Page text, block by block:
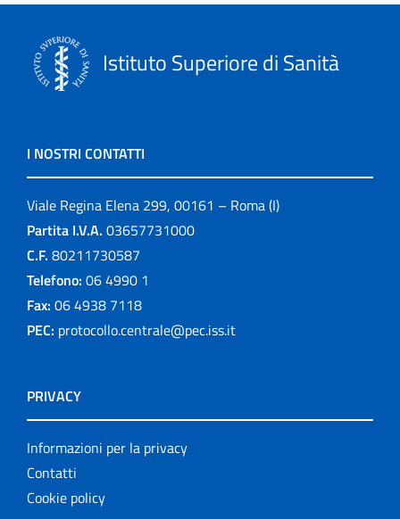
Istituto Superiore di Sanità
I NOSTRI CONTATTI
Viale Regina Elena 299, 00161 – Roma (I)
Partita I.V.A. 03657731000
C.F. 80211730587
Telefono: 06 4990 1
Fax: 06 4938 7118
PEC: protocollo.centrale@pec.iss.it
PRIVACY
Informazioni per la privacy
Contatti
Cookie policy